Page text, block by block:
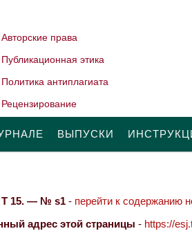
Авторские права
Публикационная этика
Политика антиплагиата
Рецензирование
ВЫПУСКИ
Т 15. — № s1 - перейти к содержанию
адрес этой страницы - https://